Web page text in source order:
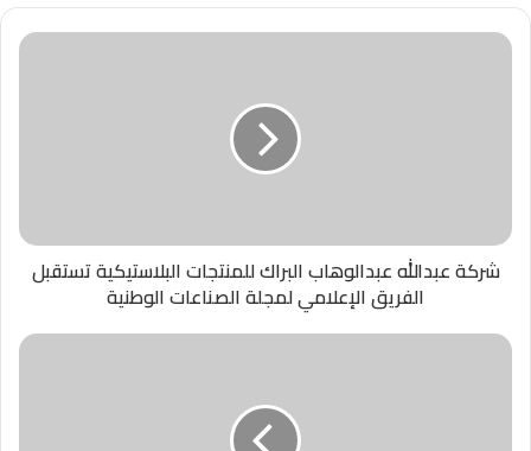
شركة عبدالله عبدالوهاب البراك للمنتجات البلاستيكية تستقبل
الفريق الإعلامي لمجلة الصناعات الوطنية